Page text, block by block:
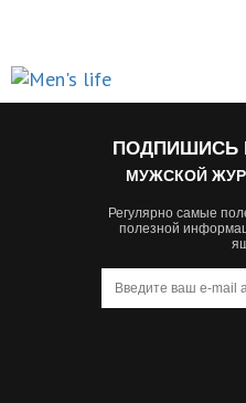
ПОДПИШИСЬ
МУЖСКОЙ
Регулярно самые
полезной